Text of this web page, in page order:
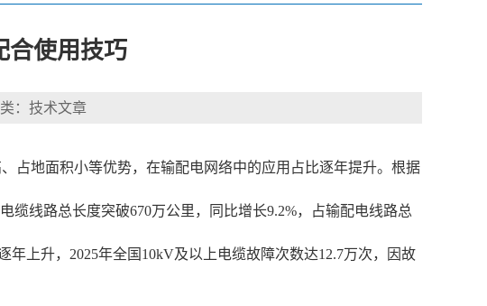
合使用技巧
：技术文章
占地面积小等优势，在输配电网络中的应用占比逐年提升。根据
缆线路总长度突破670万公里，同比增长9.2%，占输配电线路总
上升，2025年全国10kV及以上电缆故障次数达12.7万次，因故